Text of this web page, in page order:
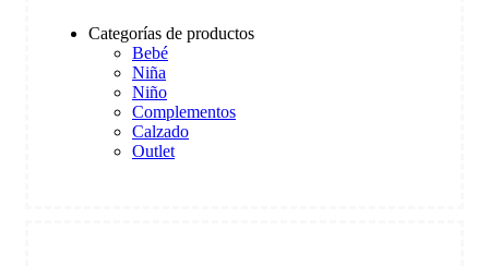
Categorías de productos
Bebé
Niña
Niño
Complementos
Calzado
Outlet